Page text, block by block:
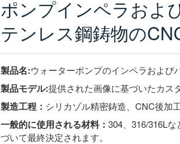
ポンプインペラおよ
テンレス鋼鋳物の
製品名:ウォーターポンプのインペラおよび
製品モデル:提供された画像に基づいたカス
製造工程： シリカゾル精密鋳造、CNC後加
一般的に使用される材料：304、316/316L
づいて最終決定されます。